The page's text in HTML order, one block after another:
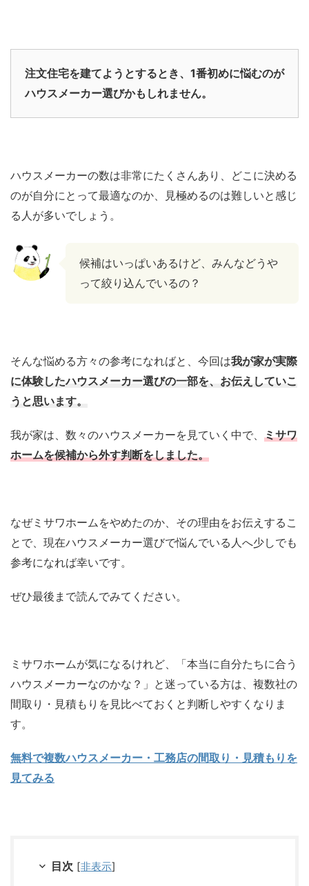
注文住宅を建てようとするとき、1番初めに悩むのが
ハウスメーカー選びかもしれません。
ハウスメーカーの数は非常にたくさんあり、どこに決める
のが自分にとって最適なのか、見極めるのは難しいと感じ
る人が多いでしょう。
候補はいっぱいあるけど、みんなどうや
って絞り込んでいるの？
そんな悩める方々の参考になればと、今回は我が家が実際
に体験したハウスメーカー選びの一部を、お伝えしていこ
うと思います。
我が家は、数々のハウスメーカーを見ていく中で、 ミサワ
ホームを候補から外す判断をしました。
なぜミサワホームをやめたのか、その理由をお伝えするこ
とで、現在ハウスメーカー選びで悩んでいる人へ少しでも
参考になれば幸いです。
ぜひ最後まで読んでみてください。
ミサワホームが気になるけれど、「本当に自分たちに合う
ハウスメーカーなのかな？」と迷っている方は、複数社の
間取り・見積もりを見比べておくと判断しやすくなりま
す。
無料で複数ハウスメーカー・工務店の間取り・見積もりを
見てみる
目次 [非表示]